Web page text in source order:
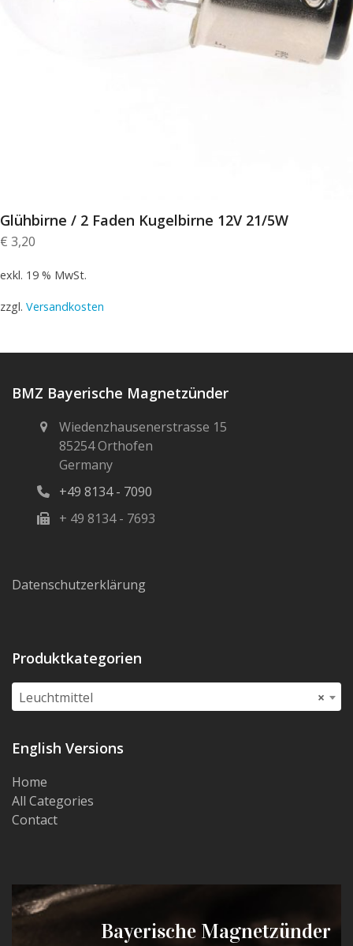
Glühbirne / 2 Faden Kugelbirne 12V 21/5W
€ 3,20
exkl. 19 % MwSt.
zzgl. Versandkosten
BMZ Bayerische Magnetzünder
Wiedenzhausenerstrasse 15
85254 Orthofen
Germany
+49 8134 - 7090
+ 49 8134 - 7693
Datenschutzerklärung
Produktkategorien
×
Leuchtmittel
English Versions
Home
All Categories
Contact
Bayerische Magnetzünder